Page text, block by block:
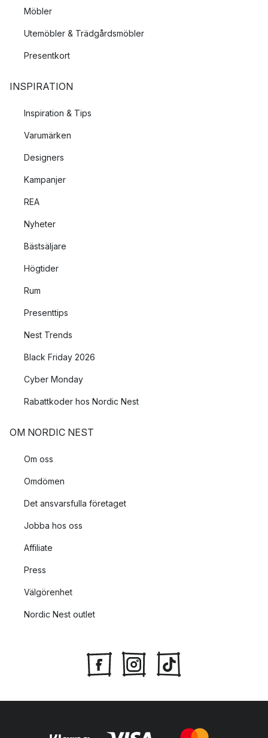
Möbler
Utemöbler & Trädgårdsmöbler
Presentkort
INSPIRATION
Inspiration & Tips
Varumärken
Designers
Kampanjer
REA
Nyheter
Bästsäljare
Högtider
Rum
Presenttips
Nest Trends
Black Friday 2026
Cyber Monday
Rabattkoder hos Nordic Nest
OM NORDIC NEST
Om oss
Omdömen
Det ansvarsfulla företaget
Jobba hos oss
Affiliate
Press
Välgörenhet
Nordic Nest outlet